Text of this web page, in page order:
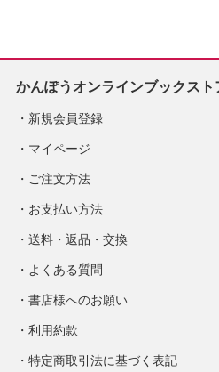
かんぽうオンラインブックスト
新規会員登録
マイページ
ご注文方法
お支払い方法
送料・返品・交換
よくある質問
書店様へのお願い
利用約款
特定商取引法に基づく表記